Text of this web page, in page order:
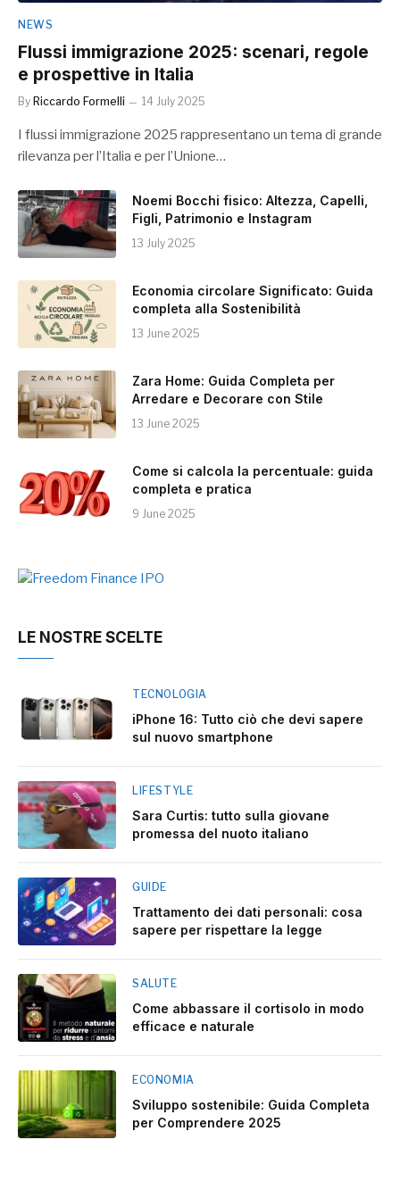
NEWS
Flussi immigrazione 2025: scenari, regole
e prospettive in Italia
By Riccardo Formelli 14 July 2025
I flussi immigrazione 2025 rappresentano un tema di grande
rilevanza per l’Italia e per l’Unione…
Noemi Bocchi fisico: Altezza, Capelli,
Figli, Patrimonio e Instagram
13 July 2025
Economia circolare Significato: Guida
completa alla Sostenibilità
13 June 2025
Zara Home: Guida Completa per
Arredare e Decorare con Stile
13 June 2025
Come si calcola la percentuale: guida
completa e pratica
9 June 2025
LE NOSTRE SCELTE
TECNOLOGIA
iPhone 16: Tutto ciò che devi sapere
sul nuovo smartphone
LIFESTYLE
Sara Curtis: tutto sulla giovane
promessa del nuoto italiano
GUIDE
Trattamento dei dati personali: cosa
sapere per rispettare la legge
SALUTE
Come abbassare il cortisolo in modo
efficace e naturale
ECONOMIA
Sviluppo sostenibile: Guida Completa
per Comprendere 2025